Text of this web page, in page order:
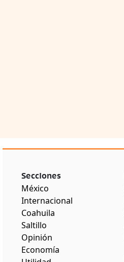
Secciones
México
Internacional
Coahuila
Saltillo
Opinión
Economía